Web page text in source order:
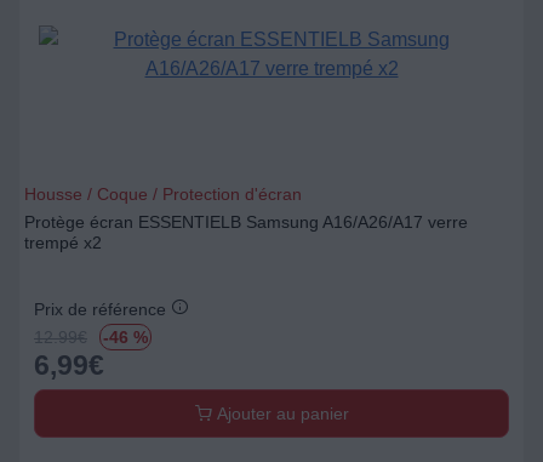
Housse / Coque / Protection d'écran
Protège écran ESSENTIELB Samsung A16/A26/A17 verre
trempé x2
Prix de référence
12.99€ -46 %
6,99€
Ajouter au panier